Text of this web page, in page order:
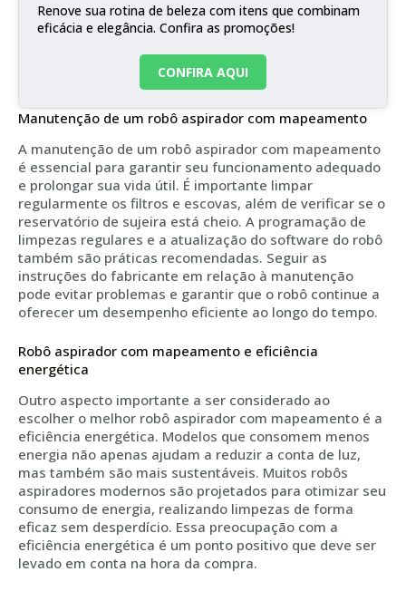
Renove sua rotina de beleza com itens que combinam
eficácia e elegância. Confira as promoções!
CONFIRA AQUI
Manutenção de um robô aspirador com mapeamento
A manutenção de um robô aspirador com mapeamento
é essencial para garantir seu funcionamento adequado
e prolongar sua vida útil. É importante limpar
regularmente os filtros e escovas, além de verificar se o
reservatório de sujeira está cheio. A programação de
limpezas regulares e a atualização do software do robô
também são práticas recomendadas. Seguir as
instruções do fabricante em relação à manutenção
pode evitar problemas e garantir que o robô continue a
oferecer um desempenho eficiente ao longo do tempo.
Robô aspirador com mapeamento e eficiência
energética
Outro aspecto importante a ser considerado ao
escolher o melhor robô aspirador com mapeamento é a
eficiência energética. Modelos que consomem menos
energia não apenas ajudam a reduzir a conta de luz,
mas também são mais sustentáveis. Muitos robôs
aspiradores modernos são projetados para otimizar seu
consumo de energia, realizando limpezas de forma
eficaz sem desperdício. Essa preocupação com a
eficiência energética é um ponto positivo que deve ser
levado em conta na hora da compra.